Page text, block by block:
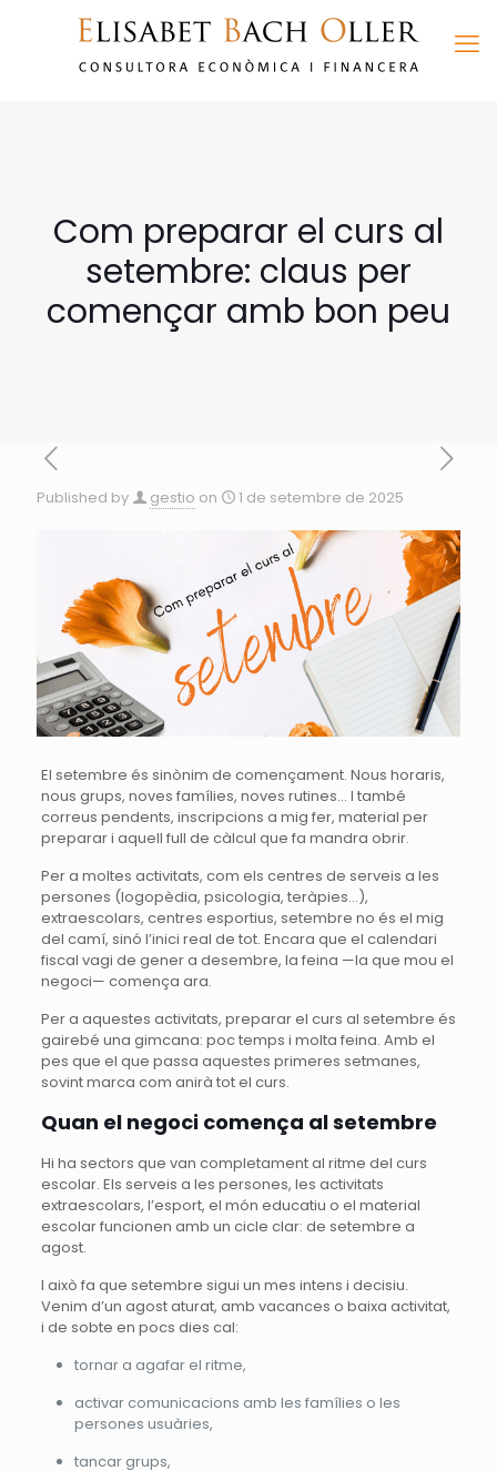
Com preparar el curs al
setembre: claus per
començar amb bon peu
Published by gestio on 1 de setembre de 2025
El setembre és sinònim de començament. Nous horaris,
nous grups, noves famílies, noves rutines… I també
correus pendents, inscripcions a mig fer, material per
preparar i aquell full de càlcul que fa mandra obrir.
Per a moltes activitats, com els centres de serveis a les
persones (logopèdia, psicologia, teràpies…),
extraescolars, centres esportius, setembre no és el mig
del camí, sinó l’inici real de tot. Encara que el calendari
fiscal vagi de gener a desembre, la feina —la que mou el
negoci— comença ara.
Per a aquestes activitats, preparar el curs al setembre és
gairebé una gimcana: poc temps i molta feina. Amb el
pes que el que passa aquestes primeres setmanes,
sovint marca com anirà tot el curs.
Quan el negoci comença al setembre
Hi ha sectors que van completament al ritme del curs
escolar. Els serveis a les persones, les activitats
extraescolars, l’esport, el món educatiu o el material
escolar funcionen amb un cicle clar: de setembre a
agost.
I això fa que setembre sigui un mes intens i decisiu.
Venim d’un agost aturat, amb vacances o baixa activitat,
i de sobte en pocs dies cal:
tornar a agafar el ritme,
activar comunicacions amb les famílies o les
persones usuàries,
tancar grups,